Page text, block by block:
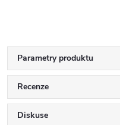
Parametry produktu
Recenze
Diskuse